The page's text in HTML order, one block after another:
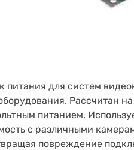
питания для систем
Рассчитан
питанием.
с различными
повреждение